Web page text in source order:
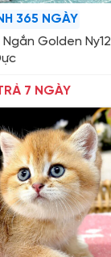
365 NGÀY
Golden Ny12
7 NGÀY